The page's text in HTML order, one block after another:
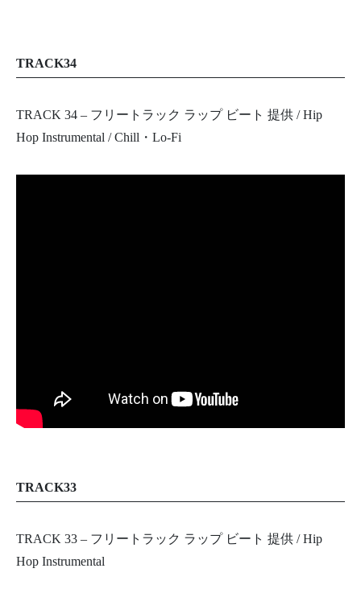
TRACK34
TRACK 34 – フリートラック ラップ ビート 提供 / Hip
Hop Instrumental / Chill・Lo-Fi
TRACK33
TRACK 33 – フリートラック ラップ ビート 提供 / Hip
Hop Instrumental